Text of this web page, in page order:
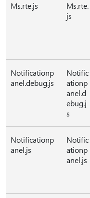
Ms.rte.js
Ms.rte.
js
Notificationp
anel.debug.js
Notific
ationp
anel.d
ebug.j
s
Notificationp
anel.js
Notific
ationp
anel.js